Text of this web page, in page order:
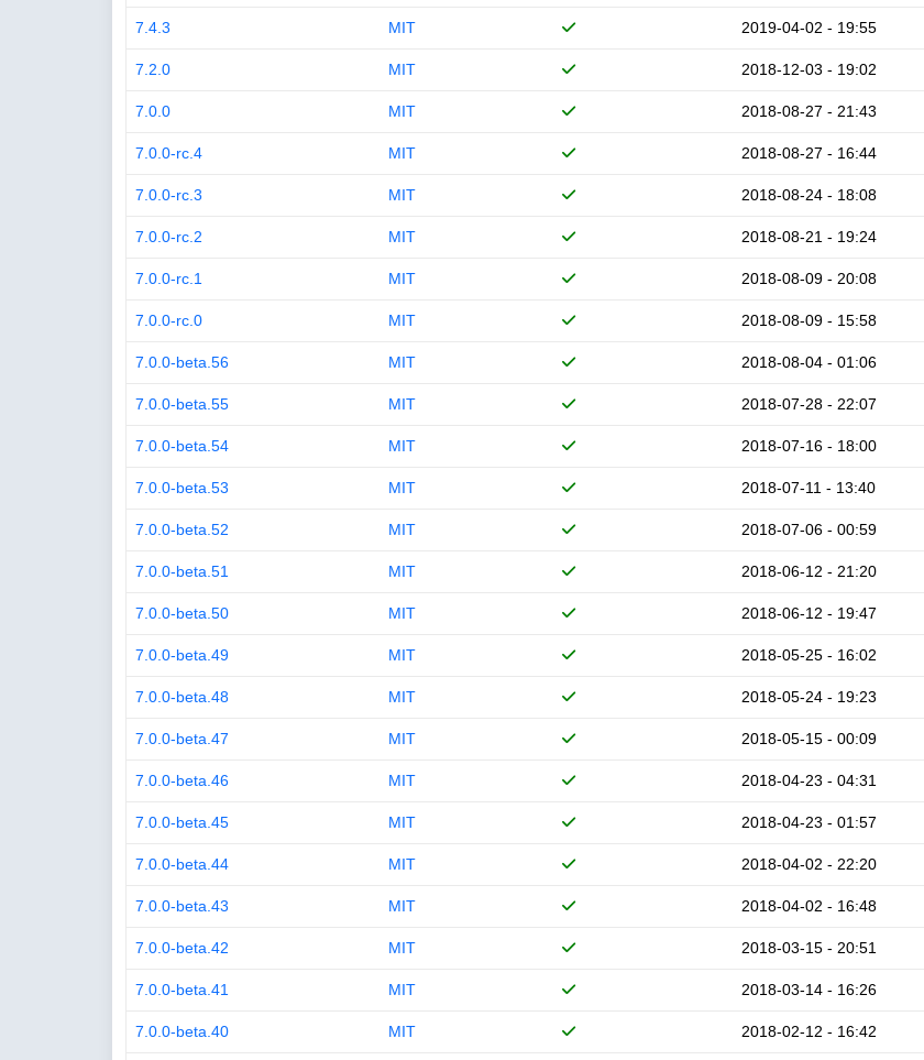
7.4.3 MIT 2019-04-02 - 19:55
7.2.0 MIT 2018-12-03 - 19:02
7.0.0 MIT 2018-08-27 - 21:43
7.0.0-rc.4 MIT 2018-08-27 - 16:44
7.0.0-rc.3 MIT 2018-08-24 - 18:08
7.0.0-rc.2 MIT 2018-08-21 - 19:24
7.0.0-rc.1 MIT 2018-08-09 - 20:08
7.0.0-rc.0 MIT 2018-08-09 - 15:58
7.0.0-beta.56 MIT 2018-08-04 - 01:06
7.0.0-beta.55 MIT 2018-07-28 - 22:07
7.0.0-beta.54 MIT 2018-07-16 - 18:00
7.0.0-beta.53 MIT 2018-07-11 - 13:40
7.0.0-beta.52 MIT 2018-07-06 - 00:59
7.0.0-beta.51 MIT 2018-06-12 - 21:20
7.0.0-beta.50 MIT 2018-06-12 - 19:47
7.0.0-beta.49 MIT 2018-05-25 - 16:02
7.0.0-beta.48 MIT 2018-05-24 - 19:23
7.0.0-beta.47 MIT 2018-05-15 - 00:09
7.0.0-beta.46 MIT 2018-04-23 - 04:31
7.0.0-beta.45 MIT 2018-04-23 - 01:57
7.0.0-beta.44 MIT 2018-04-02 - 22:20
7.0.0-beta.43 MIT 2018-04-02 - 16:48
7.0.0-beta.42 MIT 2018-03-15 - 20:51
7.0.0-beta.41 MIT 2018-03-14 - 16:26
7.0.0-beta.40 MIT 2018-02-12 - 16:42